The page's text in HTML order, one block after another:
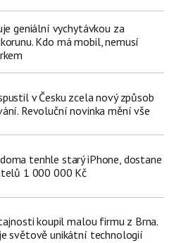
geniální vychytávkou za
Kdo má mobil, nemusí
v Česku zcela nový způsob
Revoluční novinka mění vše
tenhle starý iPhone, dostane
1 000 000 Kč
koupil malou firmu z Brna.
světově unikátní technologií